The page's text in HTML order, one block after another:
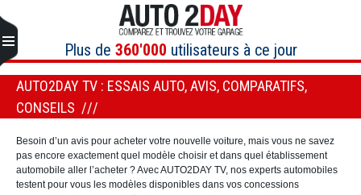
au
contenu
Plus de 360'000 utilisateurs à ce jour
AUTO2DAY TV : ESSAIS AUTO, AVIS, COMPARATIFS,
CONSEILS
Besoin d’un avis pour acheter votre nouvelle voiture, mais vous ne savez
pas encore exactement quel modèle choisir et dans quel établissement
automobile aller l’acheter ? Avec AUTO2DAY TV, nos experts automobiles
testent pour vous les modèles disponibles dans vos concessions